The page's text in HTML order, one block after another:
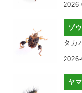
ゾ
タカ
ヤ